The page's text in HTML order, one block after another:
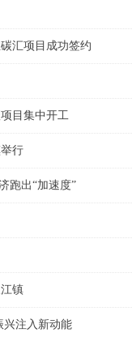
汇项目成功签约
目集中开工
行
跑出“加速度”
镇
兴注入新动能